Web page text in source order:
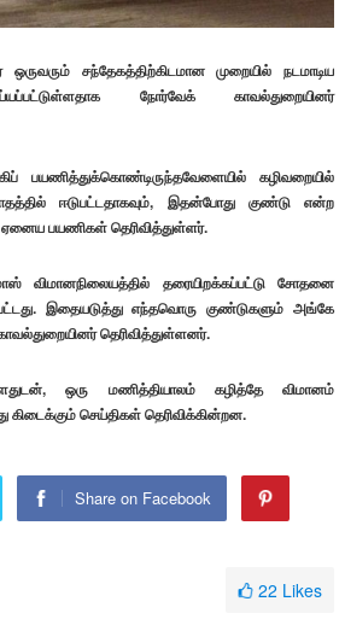
சந்தேகத்திற்கிடமான முறையில் நடமாடிய
நோர்வேக் காவல்துறையினர்
பயணித்துக்கொண்டிருந்தவேளையில் கழிவறையில்
ஈடுபட்டதாகவும், இதன்போது குண்டு என்ற
பயணிகள் தெரிவித்துள்ளர்.
விமானநிலையத்தில் தரையிறக்கப்பட்டு சோதனை
இதையடுத்து எந்தவொரு குண்டுகளும் அங்கே
தெரிவித்துள்ளனர்.
ஒரு மணித்தியாலம் கழித்தே விமானம்
கிடைக்கும் செய்திகள் தெரிவிக்கின்றன.
Share on Facebook
22 Likes